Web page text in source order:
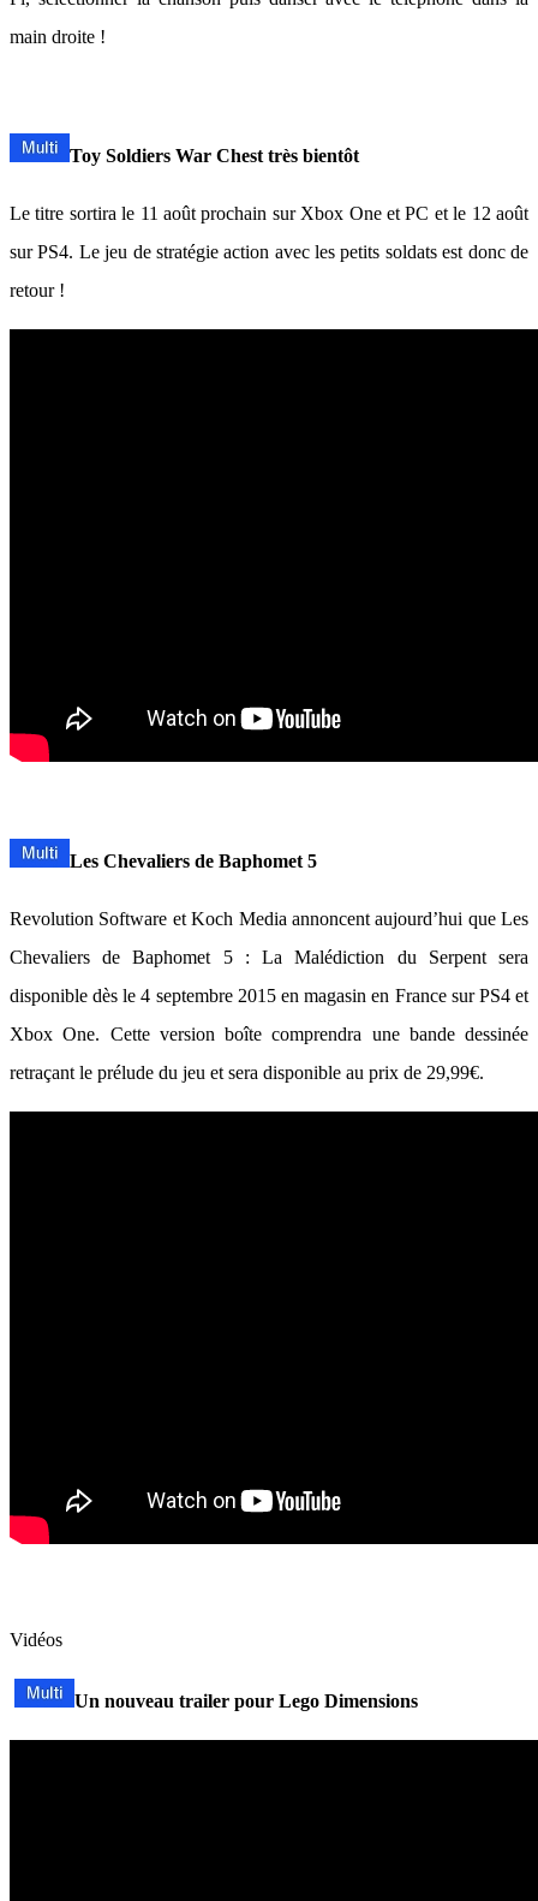
main droite !
Toy Soldiers War Chest très bientôt
Le titre sortira le 11 août prochain sur Xbox One et PC et le 12 août
sur PS4. Le jeu de stratégie action avec les petits soldats est donc de
retour !
Les Chevaliers de Baphomet 5
Revolution Software et Koch Media annoncent aujourd’hui que Les
Chevaliers de Baphomet 5 : La Malédiction du Serpent sera
disponible dès le 4 septembre 2015 en magasin en France sur PS4 et
Xbox One. Cette version boîte comprendra une bande dessinée
retraçant le prélude du jeu et sera disponible au prix de 29,99€.
Vidéos
Un nouveau trailer pour Lego Dimensions